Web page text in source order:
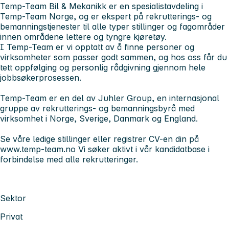
Temp-Team Bil & Mekanikk er en spesialistavdeling i
Temp-Team Norge, og er ekspert på rekrutterings- og
bemanningstjenester til alle typer stillinger og fagområder
innen områdene lettere og tyngre kjøretøy.
I Temp-Team er vi opptatt av å finne personer og
virksomheter som passer godt sammen, og hos oss får du
tett oppfølging og personlig rådgivning gjennom hele
jobbsøkerprosessen.
Temp-Team er en del av Juhler Group, en internasjonal
gruppe av rekrutterings- og bemanningsbyrå med
virksomhet i Norge, Sverige, Danmark og England.
Se våre ledige stillinger eller registrer CV-en din på
www.temp-team.no Vi søker aktivt i vår kandidatbase i
forbindelse med alle rekrutteringer.
Sektor
Privat